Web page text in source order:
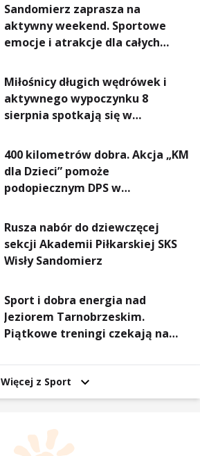
Sandomierz zaprasza na
aktywny weekend. Sportowe
emocje i atrakcje dla całych
Miłośnicy długich wędrówek i
aktywnego wypoczynku 8
sierpnia spotkają się w
Pieszym „Tam Gdzie Pieprz
Rośnie”
400 kilometrów dobra. Akcja „KM
dla Dzieci” pomoże
podopiecznym DPS w
Rusza nabór do dziewczęcej
sekcji Akademii Piłkarskiej SKS
Wisły Sandomierz
Sport i dobra energia nad
Jeziorem Tarnobrzeskim.
Piątkowe treningi czekają na
Więcej z Sport